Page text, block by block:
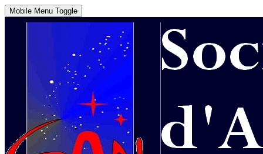
Mobile Menu Toggle